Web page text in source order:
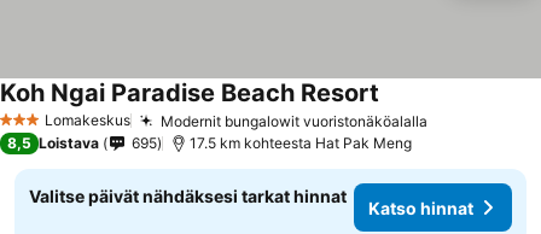
3 Tähtiluokitus
Lomakeskus Modernit bungalowit vuoristonäköalalla
Koh Ngai Paradise Beach Resort
8,5 Loistava 695 17.5 km kohteesta Hat Pak Meng
Valitse päivät nähdäksesi tarkat hinnat
Katso hinnat